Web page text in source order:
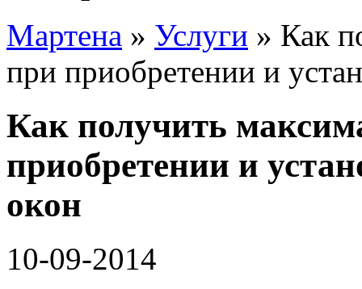
Мартена » Услуги » Как
при приобретении и
Как получить
приобретении и
окон
10-09-2014